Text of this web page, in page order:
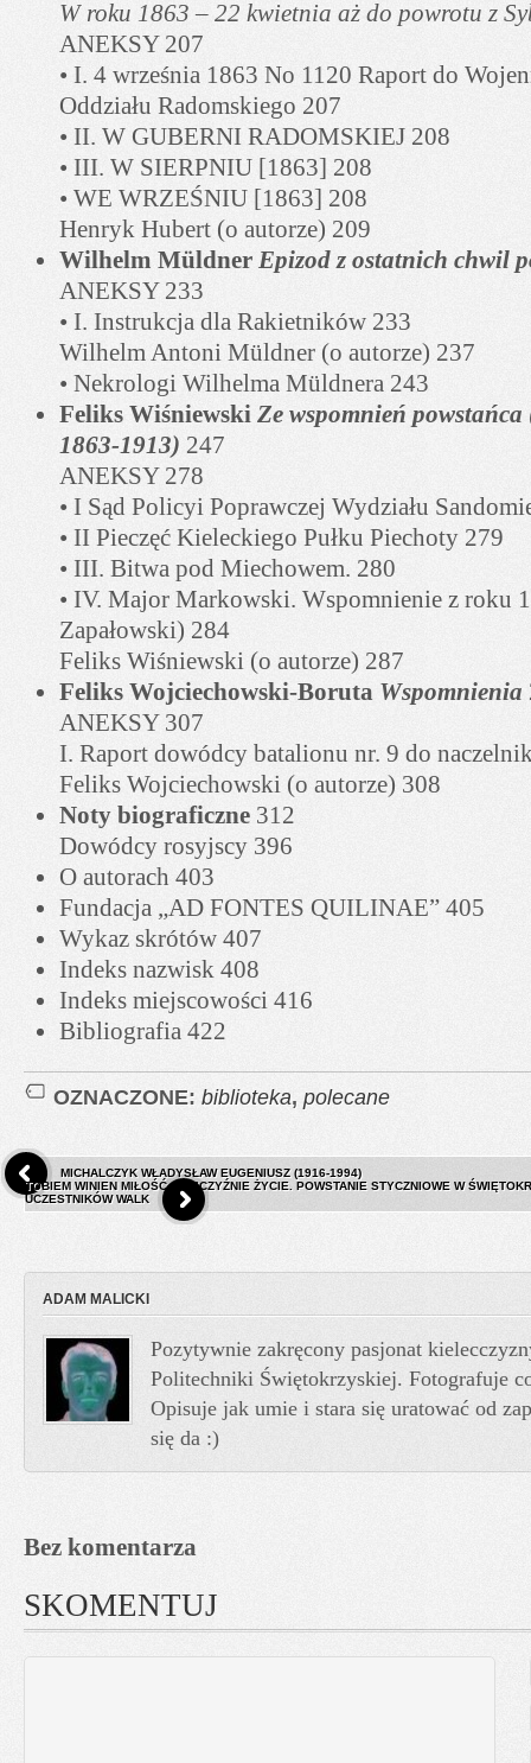
W roku 1863 – 22 kwietnia aż do powrotu z
ANEKSY 207
• I. 4 września 1863 No 1120 Raport do
Oddziału Radomskiego 207
• II. W GUBERNI RADOMSKIEJ 208
• III. W SIERPNIU [1863] 208
• WE WRZEŚNIU [1863] 208
Henryk Hubert (o autorze) 209
Wilhelm Müldner Epizod z ostatnich chwil
ANEKSY 233
• I. Instrukcja dla Rakietników 233
Wilhelm Antoni Müldner (o autorze) 237
• Nekrologi Wilhelma Müldnera 243
Feliks Wiśniewski Ze wspomnień
1863-1913) 247
ANEKSY 278
• I Sąd Policyi Poprawczej Wydziału
• II Pieczęć Kieleckiego Pułku Piechoty 279
• III. Bitwa pod Miechowem. 280
• IV. Major Markowski. Wspomnienie z roku
Zapałowski) 284
Feliks Wiśniewski (o autorze) 287
Feliks Wojciechowski-Boruta Wspomnienia
ANEKSY 307
I. Raport dowódcy batalionu nr. 9 do
Feliks Wojciechowski (o autorze) 308
Noty biograficzne 312
Dowódcy rosyjscy 396
O autorach 403
Fundacja „AD FONTES QUILINAE” 405
Wykaz skrótów 407
Indeks nazwisk 408
Indeks miejscowości 416
Bibliografia 422
OZNACZONE: biblioteka, polecane
MICHALCZYK WŁADYSŁAW EUGENIUSZ (1916-1994)
TOBIEM WINIEN MIŁOŚĆ A OJCZYŹNIE ŻYCIE. POWSTANIE STYCZNIOWE W
UCZESTNIKÓW WALK
ADAM MALICKI
Pozytywnie zakręcony pasjonat
Politechniki Świętokrzyskiej. Fotografuje
Opisuje jak umie i stara się uratować od
się da :)
Bez komentarza
SKOMENTUJ